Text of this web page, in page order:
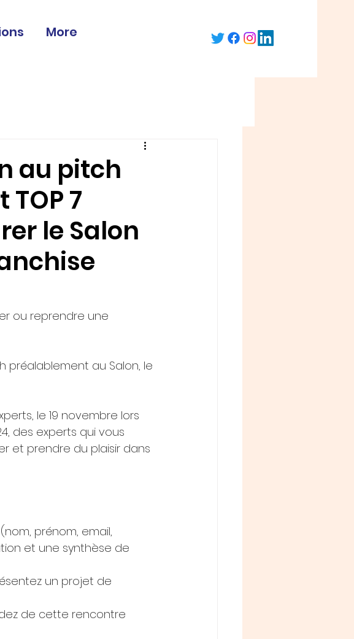
More
au pitch
7
le Salon
ou reprendre une
préalablement au Salon, le
le 19 novembre lors
des experts qui vous
et prendre du plaisir dans
prénom, email,
et une synthèse de
un projet de
de cette rencontre